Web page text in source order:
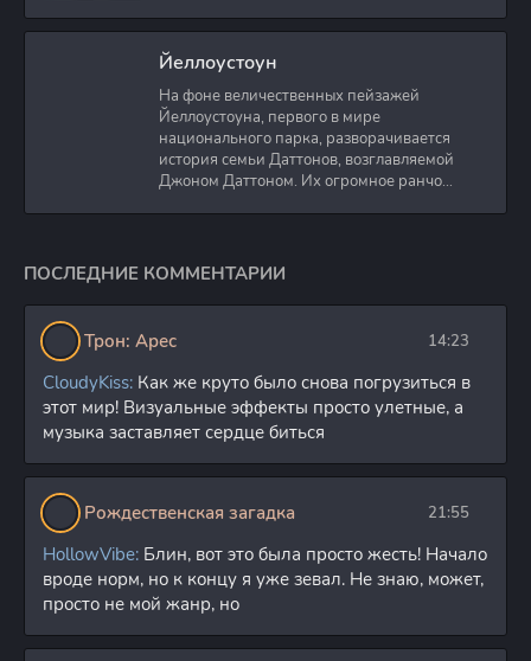
из 21) Кураж-Бамбей
9.46 GB 1 0
Детство Шелдона /
Молодой Шелдон /
Young Sheldon (2019)
WEB-DLRip (сезон 3,
7.51 GB 21 1
Young Sheldon (2018)
WEB-DLRip
[H.264/1080p-LQ]
(сезон 2, серии 1-22
из 22) [UKR]
7.2 GB
Детство Шелдона
(Молодой Шелдон) /
Young Sheldon (2018)
WEB-DL
из 22) TVShows
(обновляемая)
21.7 GB 6
Детство Шелдона /
Young Sheldon (2017)
WEB-DLRip (сезон 1,
серии 1-22 из 22)
Кураж-Бамбей и True
Dubbing Studio
8.46 GB 9 0
Йеллоустоун
На фоне величественных пейзажей
Йеллоустоуна, первого в мире
национального парка, разворачивается
история семьи Даттонов, возглавляемой
Джоном Даттоном. Их огромное ранчо
ПОСЛЕДНИЕ КОММЕНТАРИИ
Трон: Арес 14:23
CloudyKiss: Как же круто было снова погрузиться в
этот мир! Визуальные эффекты просто улетные, а
музыка заставляет сердце биться
Рождественская загадка 21:55
HollowVibe: Блин, вот это была просто жесть! Начало
вроде норм, но к концу я уже зевал. Не знаю, может,
просто не мой жанр, но